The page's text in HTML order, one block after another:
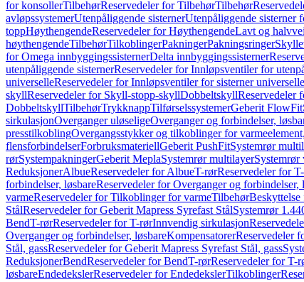
for konsollerTilbehørReservedeler for TilbehørTilbehør
avløpssystemerUtenpåliggende sisternerUtenpåliggende sisterner
toppHøythengendeReservedeler for HøythengendeLavt og
høythengendeTilbehørTilkoblingerPakningerPakningsringer
for Omega innbyggingssisternerDelta innbyggingssisterner
utenpåliggende sisternerReservedeler for Innløpsventiler for
universelleReservedeler for Innløpsventiler for sisterner universelle
skyllReservedeler for Skyll-stopp-skyllDobbeltskyllReservedeler
DobbeltskyllTilbehørTrykknappTilførselssystemerGeberit FlowFit
sirkulasjonOverganger uløseligeOverganger og forbindelser,
presstilkoblingOvergangsstykker og tilkoblinger for
flensforbindelserForbruksmateriellGeberit PushFitSystemrør
rørSystempakningerGeberit MeplaSystemrør multilayerSystemrør
ReduksjonerAlbueReservedeler for AlbueT-rørReservedeler for
forbindelser, løsbareReservedeler for Overganger og forbindelser,
varmeReservedeler for Tilkoblinger for varmeTilbehør
StålReservedeler for Geberit Mapress Syrefast StålSystemrør
BendT-rørReservedeler for T-rørInnvendig sirkulasjon
Overganger og forbindelser, løsbareKompensatorerReservedeler
Stål, gassReservedeler for Geberit Mapress Syrefast Stål, gass
ReduksjonerBendReservedeler for BendT-rørReservedeler for T-
løsbareEndedekslerReservedeler for EndedekslerTilkoblinger